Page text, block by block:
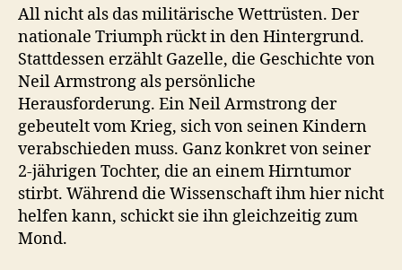
All nicht als das militärische Wettrüsten. Der
nationale Triumph rückt in den Hintergrund.
Stattdessen erzählt Gazelle, die Geschichte von
Neil Armstrong als persönliche
Herausforderung. Ein Neil Armstrong der
gebeutelt vom Krieg, sich von seinen Kindern
verabschieden muss. Ganz konkret von seiner
2-jährigen Tochter, die an einem Hirntumor
stirbt. Während die Wissenschaft ihm hier nicht
helfen kann, schickt sie ihn gleichzeitig zum
Mond.